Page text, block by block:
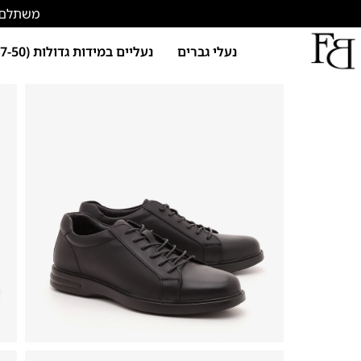
משתלם
נעלי גברים נעליים במידות גדולות (47-50)